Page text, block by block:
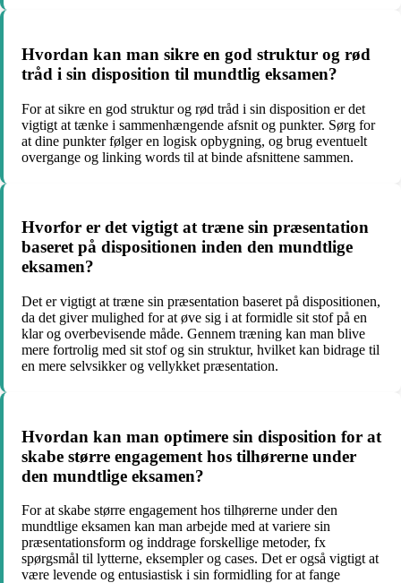
Hvordan kan man sikre en god struktur og rød
tråd i sin disposition til mundtlig eksamen?
For at sikre en god struktur og rød tråd i sin disposition er det
vigtigt at tænke i sammenhængende afsnit og punkter. Sørg for
at dine punkter følger en logisk opbygning, og brug eventuelt
overgange og linking words til at binde afsnittene sammen.
Hvorfor er det vigtigt at træne sin præsentation
baseret på dispositionen inden den mundtlige
eksamen?
Det er vigtigt at træne sin præsentation baseret på dispositionen,
da det giver mulighed for at øve sig i at formidle sit stof på en
klar og overbevisende måde. Gennem træning kan man blive
mere fortrolig med sit stof og sin struktur, hvilket kan bidrage til
en mere selvsikker og vellykket præsentation.
Hvordan kan man optimere sin disposition for at
skabe større engagement hos tilhørerne under
den mundtlige eksamen?
For at skabe større engagement hos tilhørerne under den
mundtlige eksamen kan man arbejde med at variere sin
præsentationsform og inddrage forskellige metoder, fx
spørgsmål til lytterne, eksempler og cases. Det er også vigtigt at
være levende og entusiastisk i sin formidling for at fange